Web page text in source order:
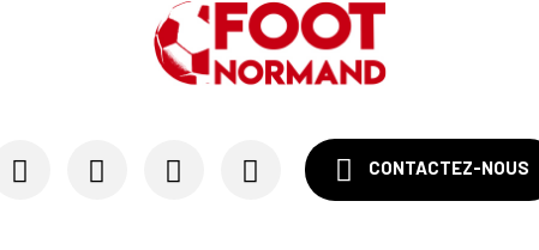
CONTACTEZ-NOUS